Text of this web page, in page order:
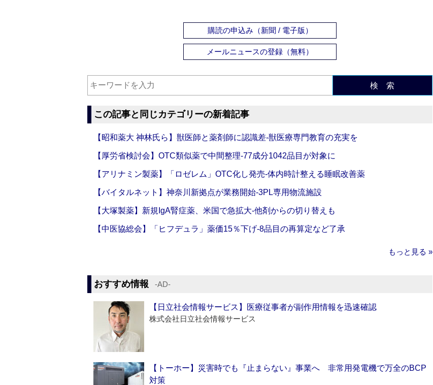
購読の申込み（新聞 / 電子版）
メールニュースの登録（無料）
検 索
この記事と同じカテゴリーの新着記事
【昭和薬大 神林氏ら】獣医師と薬剤師に認識差‐獣医療専門教育の充実を
【厚労省検討会】OTC類似薬で中間整理‐77成分1042品目が対象に
【アリナミン製薬】「ロゼレム」OTC化し発売‐体内時計整える睡眠改善薬
【バイタルネット】神奈川新拠点が業務開始‐3PL専用物流施設
【大塚製薬】新規IgA腎症薬、米国で急拡大‐他剤からの切り替えも
【中医協総会】「ヒフデュラ」薬価15％下げ‐8品目の再算定など了承
もっと見る »
おすすめ情報 ‐AD‐
【日立社会情報サービス】医療従事者が副作用情報を迅速確認
株式会社日立社会情報サービス
【トーホー】災害時でも『止まらない』事業へ 非常用発電機で万全のBCP
対策